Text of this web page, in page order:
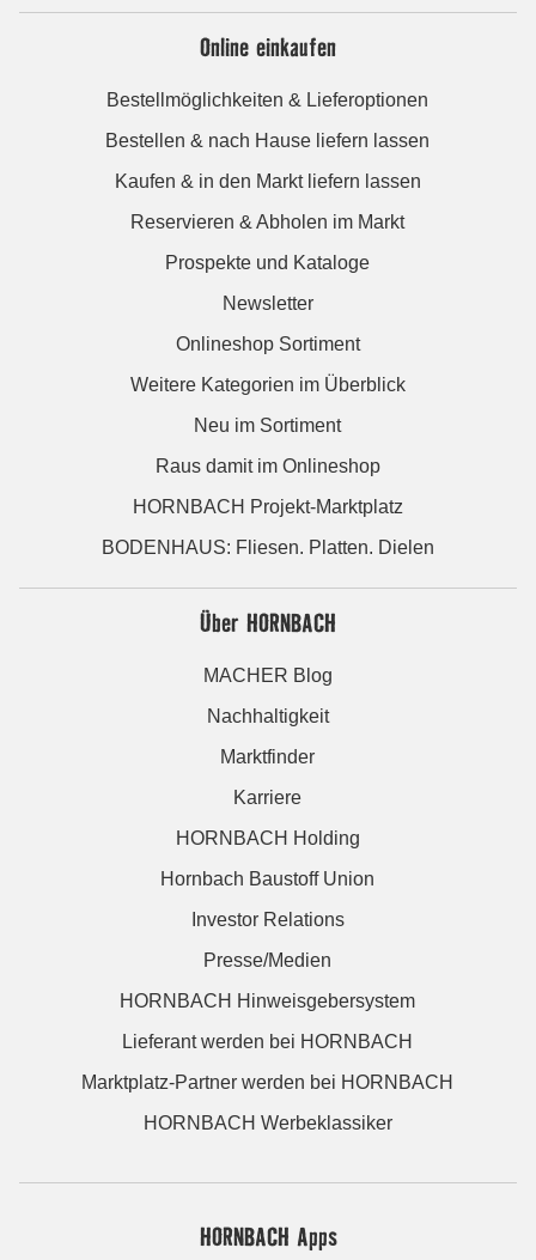
Online einkaufen
Bestellmöglichkeiten & Lieferoptionen
Bestellen & nach Hause liefern lassen
Kaufen & in den Markt liefern lassen
Reservieren & Abholen im Markt
Prospekte und Kataloge
Newsletter
Onlineshop Sortiment
Weitere Kategorien im Überblick
Neu im Sortiment
Raus damit im Onlineshop
HORNBACH Projekt-Marktplatz
BODENHAUS: Fliesen. Platten. Dielen
Über HORNBACH
MACHER Blog
Nachhaltigkeit
Marktfinder
Karriere
HORNBACH Holding
Hornbach Baustoff Union
Investor Relations
Presse/Medien
HORNBACH Hinweisgebersystem
Lieferant werden bei HORNBACH
Marktplatz-Partner werden bei HORNBACH
HORNBACH Werbeklassiker
HORNBACH Apps